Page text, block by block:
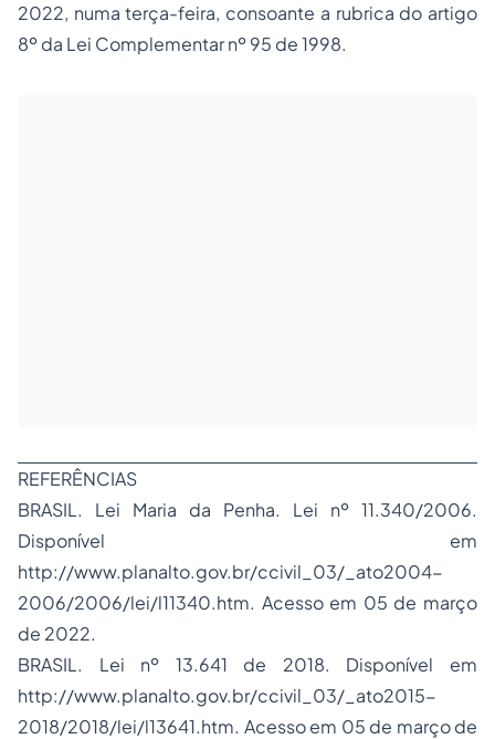
2022, numa terça-feira, consoante a rubrica do artigo
8º da Lei Complementar nº 95 de 1998.
REFERÊNCIAS
BRASIL. Lei Maria da Penha. Lei nº 11.340/2006.
Disponível em
http://www.planalto.gov.br/ccivil_03/_ato2004-
2006/2006/lei/l11340.htm. Acesso em 05 de março
de 2022.
BRASIL. Lei nº 13.641 de 2018. Disponível em
http://www.planalto.gov.br/ccivil_03/_ato2015-
2018/2018/lei/l13641.htm. Acesso em 05 de março de